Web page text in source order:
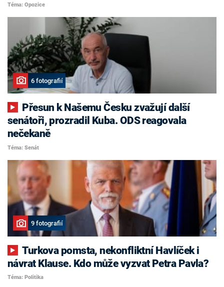
Téma: Opozice
6 fotografií
senátoři, prozradil Kuba. ODS reagovala
nečekaně
Téma: Senát
9 fotografií
Turkova pomsta, nekonfliktní Havlíček i
návrat Klause. Kdo může vyzvat Petra Pavla?
Téma: Politika